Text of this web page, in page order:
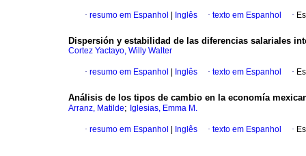
· resumo em Espanhol Inglês · texto em Espanhol ·
Dispersión y estabilidad de las diferencias salariales
Cortez Yactayo, Willy Walter
· resumo em Espanhol Inglês · texto em Espanhol ·
Análisis de los tipos de cambio en la economía
Arranz, Matilde; Iglesias, Emma M.
· resumo em Espanhol Inglês · texto em Espanhol ·